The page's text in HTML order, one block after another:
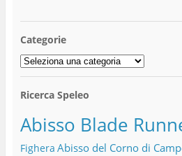
Categorie
Categorie
Ricerca Speleo
Abisso Blade
Fighera Abisso del Corno di